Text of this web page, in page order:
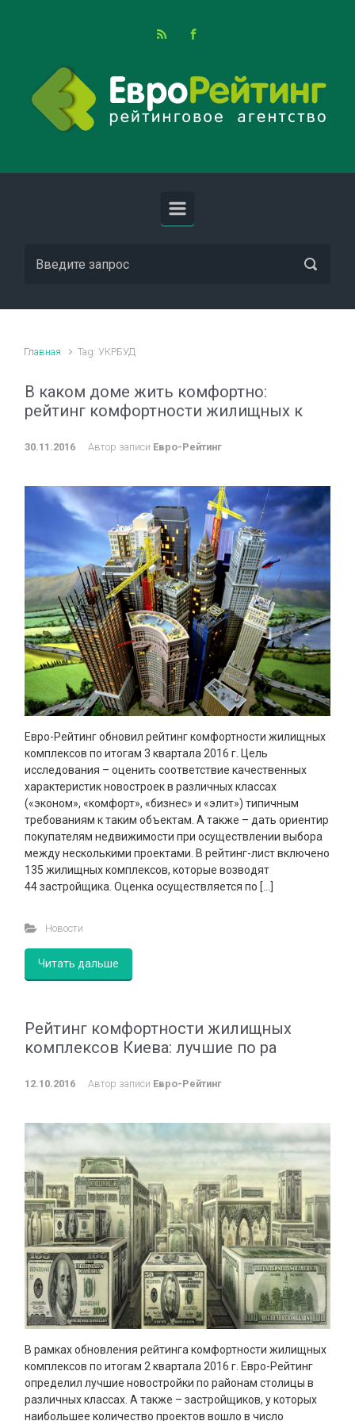
Главная Tag: УКРБУД
В каком доме жить комфортно:
рейтинг комфортности жилищных к
30.11.2016 Автор записи Евро-Рейтинг
Евро-Рейтинг обновил рейтинг комфортности жилищных
комплексов по итогам 3 квартала 2016 г. Цель
исследования – оценить соответствие качественных
характеристик новостроек в различных классах
(«эконом», «комфорт», «бизнес» и «элит») типичным
требованиям к таким объектам. А также – дать ориентир
покупателям недвижимости при осуществлении выбора
между несколькими проектами. В рейтинг-лист включено
135 жилищных комплексов, которые возводят
44 застройщика. Оценка осуществляется по […]
Новости
Читать дальше
Рейтинг комфортности жилищных
комплексов Киева: лучшие по ра
12.10.2016 Автор записи Евро-Рейтинг
В рамках обновления рейтинга комфортности жилищных
комплексов по итогам 2 квартала 2016 г. Евро-Рейтинг
определил лучшие новостройки по районам столицы в
различных классах. А также – застройщиков, у которых
наибольшее количество проектов вошло в число